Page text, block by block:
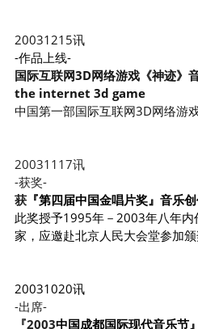
20031215讯
-作品上线-
国际互联网3D网络游戏《神迹》
the internet 3d game
中国第一部国际互联网3D网络游
20031 117讯
-获奖-
获『第四届中国金唱片奖』音乐
此奖授予1995年－2003年八年内
家，应邀赴北京人民大会堂参加颁
20031020讯
-出席-
『2003中国成都国际现代音乐节